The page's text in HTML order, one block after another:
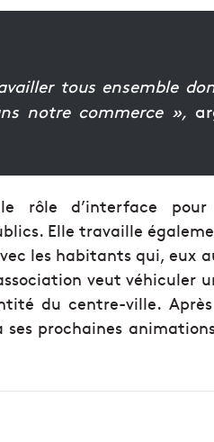
tous ensemble
notre commerce »,
rôle d’interface
Elle travaille
les habitants qui, eux
veut véhiculer
du centre-ville.
ses prochaines